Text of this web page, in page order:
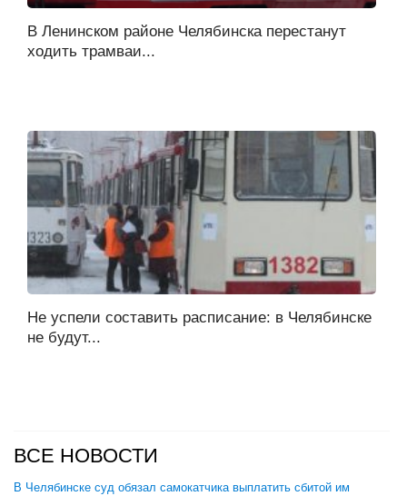
В Ленинском районе Челябинска перестанут
ходить трамваи...
Не успели составить расписание: в Челябинске
не будут...
ВСЕ НОВОСТИ
В Челябинске суд обязал самокатчика выплатить сбитой им